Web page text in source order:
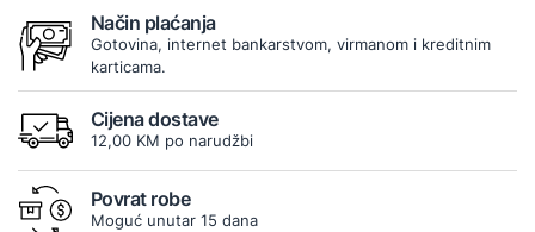
Način plaćanja
Gotovina, internet bankarstvom, virmanom i kreditnim
karticama.
Cijena dostave
12,00 KM po narudžbi
Povrat robe
Moguć unutar 15 dana